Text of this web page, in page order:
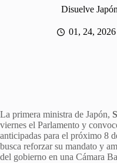
Disuelve
01, 24, 2026
La primera ministra de Japón,
viernes el Parlamento y
anticipadas para el próximo 8
busca reforzar su mandato y
del gobierno en una Cámara